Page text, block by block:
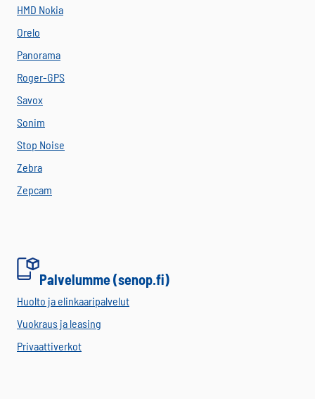
HMD Nokia
Orelo
Panorama
Roger-GPS
Savox
Sonim
Stop Noise
Zebra
Zepcam
Palvelumme (senop.fi)
Huolto ja elinkaaripalvelut
Vuokraus ja leasing
Privaattiverkot